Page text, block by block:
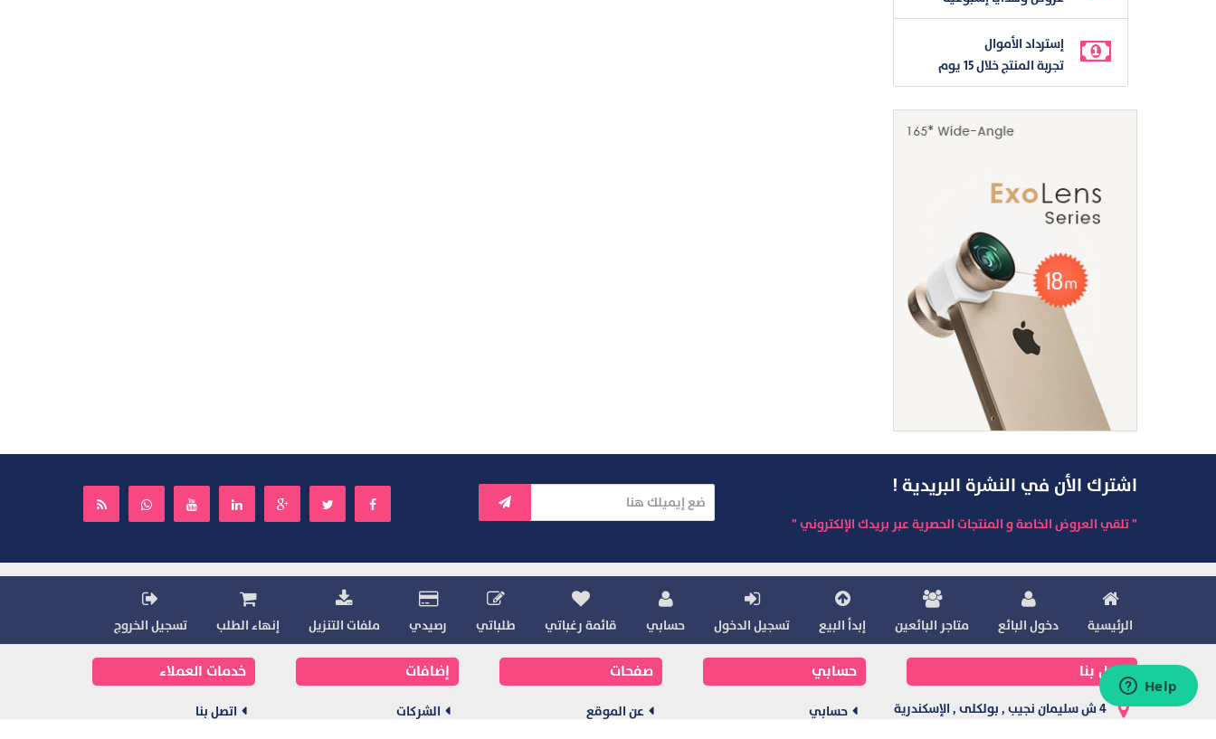
إسترداد الأموال
تجربة المنتج خلال 15 يوم
اشترك الأن في النشرة البريدية !
" تلقي العروض الخاصة و المنتجات الحصرية عبر بريدك الإلكتروني "
الرئيسية دخول البائع متاجر البائعين إبدأ البيع تسجيل الدخول حسابي قائمة رغباتي طلباتي رصيدي ملفات التنزيل إنهاء الطلب تسجيل الخروج
اتصل بنا
4 ش سليمان نجيب , بولكلى , الإسكندرية
حسابي
حسابي
صفحات
عن الموقع
إضافات
الشركات
خدمات العملاء
اتصل بنا